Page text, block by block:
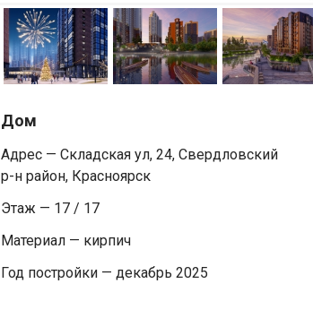
Дом
Адрес — Складская ул, 24, Свердловский
р-н район, Красноярск
Этаж — 17 / 17
Материал — кирпич
Год постройки — декабрь 2025